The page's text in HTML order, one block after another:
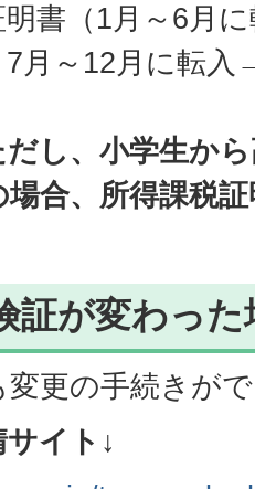
明書（1月～6月
7月～12月に転
だし、小学生か
場合、所得課税
証が変わった
更の手続きが
イト↓